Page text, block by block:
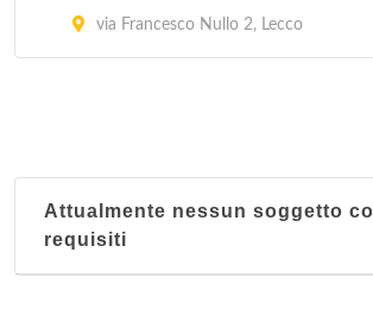
via Francesco Nullo 2, Lecco
Attualmente nessun soggetto
requisiti